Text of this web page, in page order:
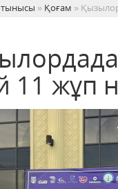
тынысы » Қоғам »
11 жұп